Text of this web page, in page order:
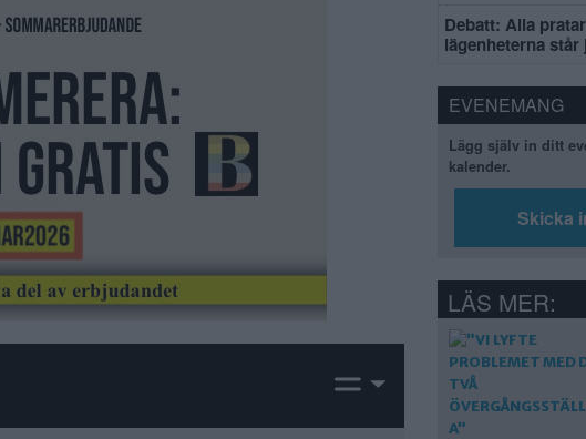
Debatt: Alla
lägenheterna
EVENEMANG
Lägg själv in ditt
kalender.
Skicka
LÄS MER: